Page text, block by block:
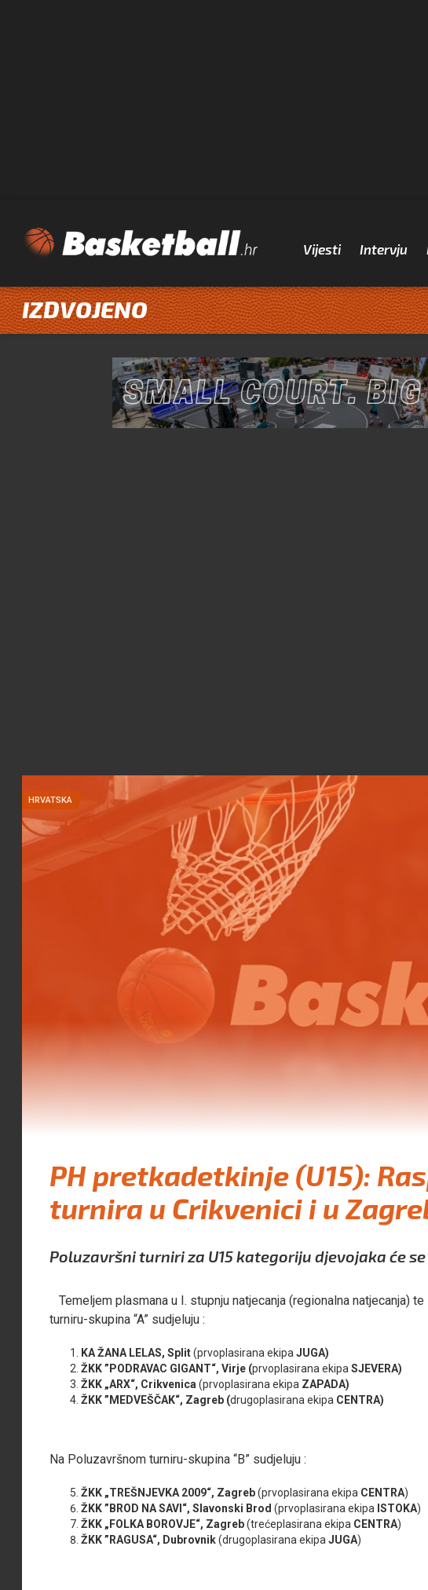
Vijesti Intervju
IZDVOJENO
HRVATSKA
PH pretkadetkinje (U15):
turnira u Crikvenici i u
Poluzavršni turniri za U15 kategoriju djevojaka će
Temeljem plasmana u I. stupnju natjecanja (regionalna natjecanja)
turniru-skupina “A” sudjeluju :
KA ŽANA LELAS, Split(prvoplasirana ekipaJUGA)
ŽKK ”PODRAVAC GIGANT“, Virje (prvoplasirana ekipa SJEVERA)
ŽKK „ARX“, Crikvenica (prvoplasirana ekipa ZAPADA)
ŽKK ”MEDVEŠČAK“, Zagreb (drugoplasirana ekipa CENTRA)
Na Poluzavršnom turniru-skupina “B” sudjeluju :
ŽKK „TREŠNJEVKA 2009“, Zagreb(prvoplasirana ekipa CENTRA)
ŽKK ”BROD NA SAVI“, Slavonski Brod(prvoplasirana ekipa ISTOKA)
ŽKK „FOLKA BOROVJE“, Zagreb(trećeplasirana ekipa CENTRA)
ŽKK ”RAGUSA“, Dubrovnik(drugoplasirana ekipa JUGA)